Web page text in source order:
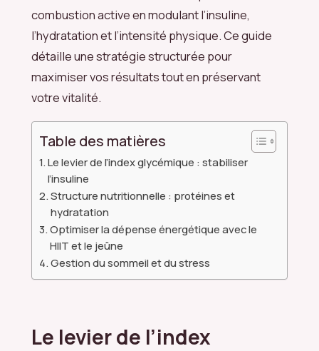
combustion active en modulant l’insuline,
l’hydratation et l’intensité physique. Ce guide
détaille une stratégie structurée pour
maximiser vos résultats tout en préservant
votre vitalité.
Table des matières
Le levier de l’index glycémique : stabiliser
l’insuline
Structure nutritionnelle : protéines et
hydratation
Optimiser la dépense énergétique avec le
HIIT et le jeûne
Gestion du sommeil et du stress
Le levier de l’index